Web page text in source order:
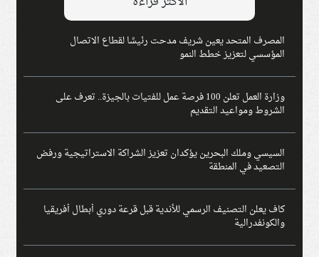
المصرف المتحد يعين شريف مدحت رئيسًا لقطاع الاتصال
المؤسسي لتعزيز خطط النمو
وزارة العمل تعلن 100 فرصة عمل للفتيات بالجيزة.. تعرف على
الشروط ومواعيد التقديم
السيسي وملك البحرين يؤكدان تعزيز الشراكة الاستراتيجية ورفض
التصعيد في المنطقة
كاف يعلن التصنيف الرسمي للأندية قبل قرعة دوري أبطال أفريقيا
والكونفدرالية